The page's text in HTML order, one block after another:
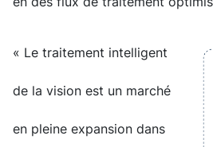
« Le traitement intelligent
de la vision est un marché
en pleine expansion dans